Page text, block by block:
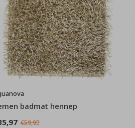
badmat hennep
€59,95